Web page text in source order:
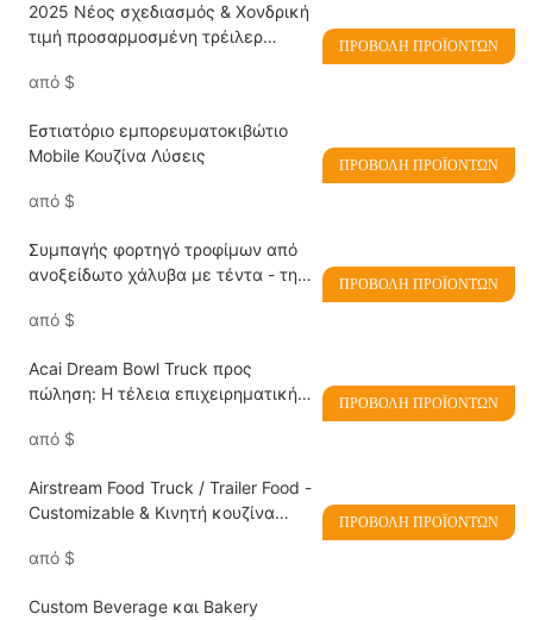
2025 Νέος σχεδιασμός & Χονδρική
τιμή προσαρμοσμένη τρέιλερ
με CE/DOT Certified
από $
ΠΡΟΒΟΛΉ ΠΡΟΪΌΝΤΩΝ
Εστιατόριο εμπορευματοκιβώτιο
Mobile Κουζίνα Λύσεις
από $
ΠΡΟΒΟΛΉ ΠΡΟΪΌΝΤΩΝ
Συμπαγής φορτηγό τροφίμων από
ανοξείδωτο χάλυβα με τέντα - την
καλοκαιρινή υπηρεσία τροφίμων
από $
ΠΡΟΒΟΛΉ ΠΡΟΪΌΝΤΩΝ
Acai Dream Bowl Truck προς
πώληση: Η τέλεια επιχειρηματική
smoothies, μιλκσέικ και παγωτά
από $
ΠΡΟΒΟΛΉ ΠΡΟΪΌΝΤΩΝ
Airstream Food Truck / Trailer Food -
Customizable & Κινητή κουζίνα
από $
ΠΡΟΒΟΛΉ ΠΡΟΪΌΝΤΩΝ
Custom Beverage και Bakery